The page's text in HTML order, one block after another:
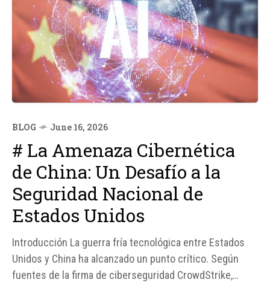
BLOG June 16, 2026
# La Amenaza Cibernética
de China: Un Desafío a la
Seguridad Nacional de
Estados Unidos
Introducción La guerra fría tecnológica entre Estados
Unidos y China ha alcanzado un punto crítico. Según
fuentes de la firma de ciberseguridad CrowdStrike,